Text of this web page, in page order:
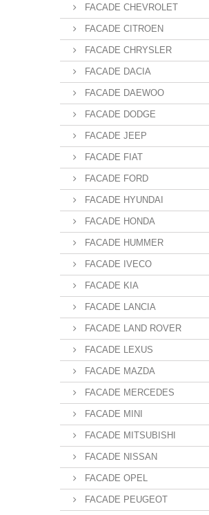
FACADE CHEVROLET
FACADE CITROEN
FACADE CHRYSLER
FACADE DACIA
FACADE DAEWOO
FACADE DODGE
FACADE JEEP
FACADE FIAT
FACADE FORD
FACADE HYUNDAI
FACADE HONDA
FACADE HUMMER
FACADE IVECO
FACADE KIA
FACADE LANCIA
FACADE LAND ROVER
FACADE LEXUS
FACADE MAZDA
FACADE MERCEDES
FACADE MINI
FACADE MITSUBISHI
FACADE NISSAN
FACADE OPEL
FACADE PEUGEOT